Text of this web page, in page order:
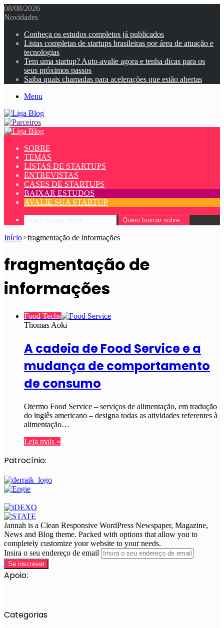
08/08/2026
Novidades
Conheça os estudos completos já publicados
Listas completas de startups brasileiras por área de atuação e
tecnologias
Tem uma startup? Auto-avalie agora e tenha dicas para os
seus próximos passos
Saiba quais chamadas para acelerações que estão abertas
Menu
SOBRE
TEMAS
LISTAS DE STARTUPS
ENTREVISTAS
CASES DE STARTUPS
BAIXAR ESTUDOS
AVALIE SUA STARTUP
Quero buscar sobre...
Início>fragmentação de informações
fragmentação de
informações
Food Techs
Thomas Aoki
A cadeia de Food Service e a
mudança de comportamento
de consumo
Otermo Food Service – serviços de alimentação, em tradução
do inglês americano – designa todas as atividades referentes à
alimentação…
Leia mais »
Patrocínio:
Jannah is a Clean Responsive WordPress Newspaper, Magazine,
News and Blog theme. Packed with options that allow you to
completely customize your website to your needs.
Insira o seu endereço de email
Apoio:
Categorias